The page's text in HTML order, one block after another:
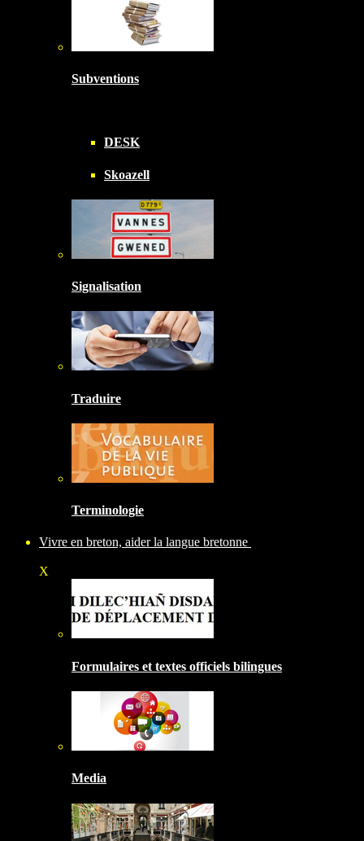
Subventions
DESK
Skoazell
Signalisation
Traduire
Terminologie
Vivre en breton, aider la langue bretonne
X
Formulaires et textes officiels bilingues
Media